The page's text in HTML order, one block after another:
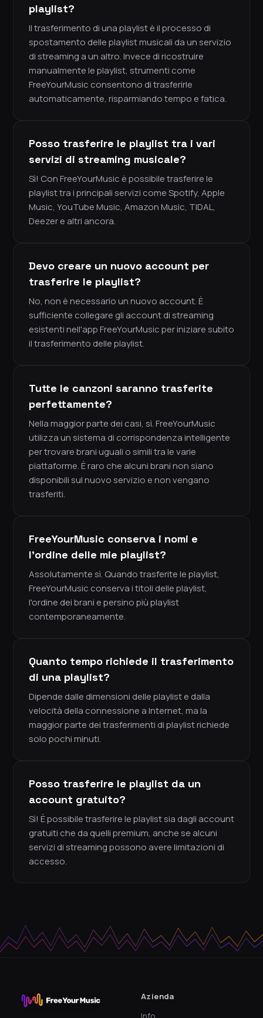
playlist?
Il trasferimento di una playlist è il processo di
spostamento delle playlist musicali da un servizio
di streaming a un altro. Invece di ricostruire
manualmente le playlist, strumenti come
FreeYourMusic consentono di trasferirle
automaticamente, risparmiando tempo e fatica.
Posso trasferire le playlist tra i vari
servizi di streaming musicale?
Sì! Con FreeYourMusic è possibile trasferire le
playlist tra i principali servizi come Spotify, Apple
Music, YouTube Music, Amazon Music, TIDAL,
Deezer e altri ancora.
Devo creare un nuovo account per
trasferire le playlist?
No, non è necessario un nuovo account. È
sufficiente collegare gli account di streaming
esistenti nell'app FreeYourMusic per iniziare subito
il trasferimento delle playlist.
Tutte le canzoni saranno trasferite
perfettamente?
Nella maggior parte dei casi, sì. FreeYourMusic
utilizza un sistema di corrispondenza intelligente
per trovare brani uguali o simili tra le varie
piattaforme. È raro che alcuni brani non siano
disponibili sul nuovo servizio e non vengano
trasferiti.
FreeYourMusic conserva i nomi e
l'ordine delle mie playlist?
Assolutamente sì. Quando trasferite le playlist,
FreeYourMusic conserva i titoli delle playlist,
l'ordine dei brani e persino più playlist
contemporaneamente.
Quanto tempo richiede il trasferimento
di una playlist?
Dipende dalle dimensioni delle playlist e dalla
velocità della connessione a Internet, ma la
maggior parte dei trasferimenti di playlist richiede
solo pochi minuti.
Posso trasferire le playlist da un
account gratuito?
Sì! È possibile trasferire le playlist sia dagli account
gratuiti che da quelli premium, anche se alcuni
servizi di streaming possono avere limitazioni di
accesso.
Azienda